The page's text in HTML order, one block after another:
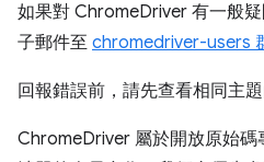
如果對 ChromeDriver 有一般
子郵件至 chromedriver-users
回報錯誤前，請先查看相同主
ChromeDriver 屬於開放原始碼